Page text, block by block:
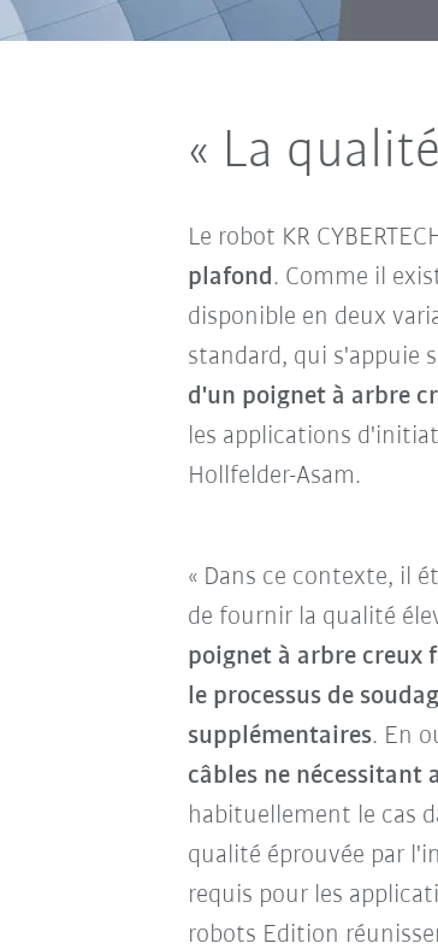
« La
Le robot KR
plafond. Comme il
disponible en deux
standard, qui s'appuie
d'un poignet à arbre
les applications
Hollfelder-Asam.
« Dans ce contexte, il
de fournir la qualité
poignet à arbre creux
le processus de
supplémentaires. En
câbles ne nécessitant
habituellement le cas
qualité éprouvée par
requis pour les
robots Edition